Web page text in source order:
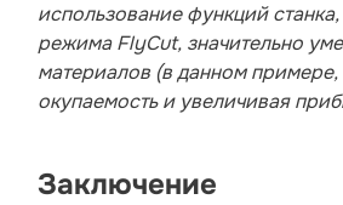
использование функций
режима FlyCut, значительно
материалов (в данном примере,
окупаемость и увеличивая
Заключение